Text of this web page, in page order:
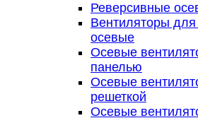
Реверсивные
Вентиляторы
осевые
Осевые
панелью
Осевые
решеткой
Осевые